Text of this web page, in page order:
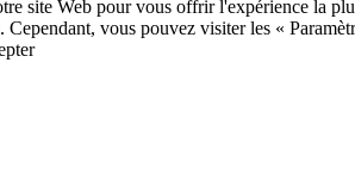
site Web pour vous offrir l'expérience la
vous pouvez visiter les «